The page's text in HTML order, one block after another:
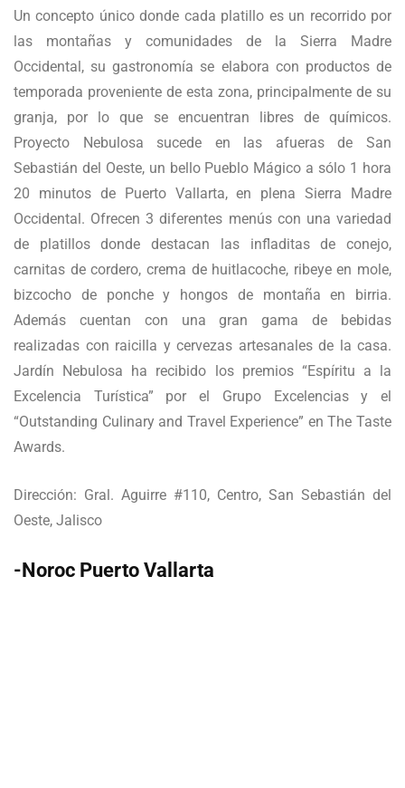
Un concepto único donde cada platillo es un recorrido por
las montañas y comunidades de la Sierra Madre
Occidental, su gastronomía se elabora con productos de
temporada proveniente de esta zona, principalmente de su
granja, por lo que se encuentran libres de químicos.
Proyecto Nebulosa sucede en las afueras de San
Sebastián del Oeste, un bello Pueblo Mágico a sólo 1 hora
20 minutos de Puerto Vallarta, en plena Sierra Madre
Occidental. Ofrecen 3 diferentes menús con una variedad
de platillos donde destacan las infladitas de conejo,
carnitas de cordero, crema de huitlacoche, ribeye en mole,
bizcocho de ponche y hongos de montaña en birria.
Además cuentan con una gran gama de bebidas
realizadas con raicilla y cervezas artesanales de la casa.
Jardín Nebulosa ha recibido los premios “Espíritu a la
Excelencia Turística” por el Grupo Excelencias y el
“Outstanding Culinary and Travel Experience” en The Taste
Awards.
Dirección: Gral. Aguirre #110, Centro, San Sebastián del
Oeste, Jalisco
-Noroc Puerto Vallarta